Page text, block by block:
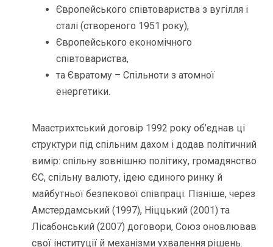
Європейського співтовариства з вугілля і
сталі (створеного 1951 року),
Європейського економічного
співтовариства,
та Євратому – Спільноти з атомної
енергетики.
Маастрихтський договір 1992 року об’єднав ці
структури під спільним дахом і додав політичний
вимір: спільну зовнішню політику, громадянство
ЄС, спільну валюту, ідею єдиного ринку й
майбутньої безпекової співпраці. Пізніше, через
Амстердамський (1997), Ніццький (2001) та
Лісабонський (2007) договори, Союз оновлював
свої інституції й механізми ухвалення рішень.